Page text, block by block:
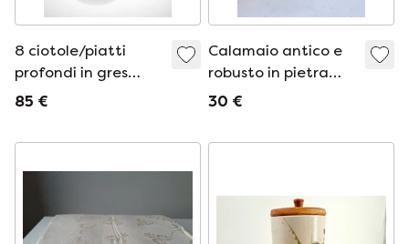
8 ciotole/piatti
profondi in gres
Denby England,
85 €
Calamaio antico e
robusto in pietra
naturale venata –
30 €